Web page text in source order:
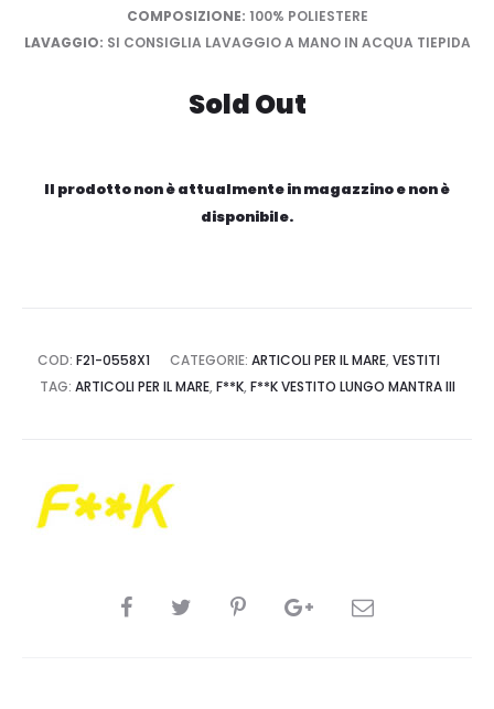
COMPOSIZIONE: 100% POLIESTERE
LAVAGGIO: SI CONSIGLIA LAVAGGIO A MANO IN ACQUA TIEPIDA
Sold Out
Il prodotto non è attualmente in magazzino e non è
disponibile.
COD: F21-0558X1 CATEGORIE: ARTICOLI PER IL MARE, VESTITI
TAG: ARTICOLI PER IL MARE, F**K, F**K VESTITO LUNGO MANTRA III
CONDIVIDI